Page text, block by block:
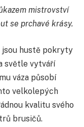
mistrovství
se prchavé krásy.
jsou hustě pokryty
světle vytváří
váza působí
velkolepých
kvalitu svého
brusičů.